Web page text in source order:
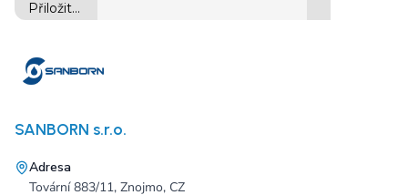
SANBORN s.r.o.
Adresa
Tovární 883/11, Znojmo, CZ